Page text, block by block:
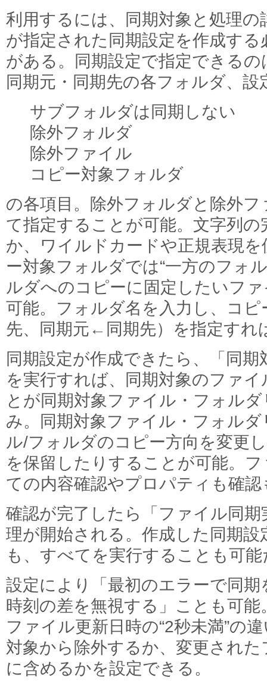
利用するには、同期対象と処理の
が指定された同期設定を作成する
がある。同期設定で指定できるの
同期元・同期先の各フォルダ、設
サブフォルダは同期しない
除外フォルダ
除外ファイル
コピー対象フォルダ
の各項目。除外フォルダと除外
て指定することが可能。文字列
か、ワイルドカードや正規表現
ー対象フォルダでは“一方のフォ
ルダへのコピーに固定したいフ
可能。フォルダ名を入力し、コ
先、同期元←同期先）を指定すれ
同期設定が作成できたら、「同
を実行すれば、同期対象のファ
とが同期対象ファイル・フォル
み。同期対象ファイル・フォル
ル/フォルダのコピー方向を変更
を保留したりすることが可能。
ての内容確認やプロパティも確
確認が完了したら「ファイル同
理が開始される。作成した同期
も、すべてを実行することも可能
設定により「最初のエラーで同
時刻の差を無視する」ことも可
ファイル更新日時の“2秒未満”の
対象から除外するか、変更され
に含めるかを設定できる。